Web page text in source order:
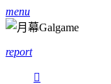
menu
report
